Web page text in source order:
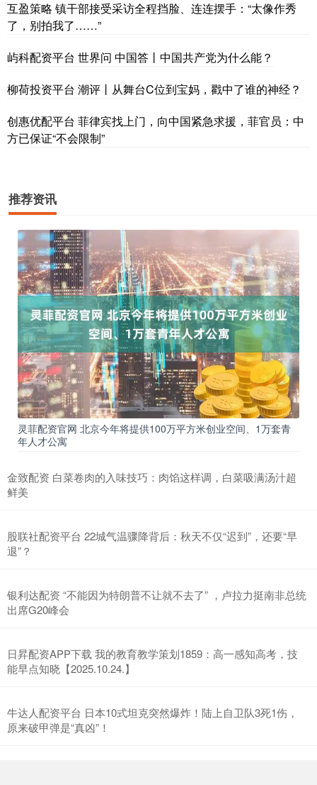
互盈策略 镇干部接受采访全程挡脸、连连摆手：“太像作秀
了，别拍我了……”
屿科配资平台 世界问 中国答丨中国共产党为什么能？
柳荷投资平台 潮评丨从舞台C位到宝妈，戳中了谁的神经？
创惠优配平台 菲律宾找上门，向中国紧急求援，菲官员：中
方已保证“不会限制”
推荐资讯
灵菲配资官网 北京今年将提供100万平方米创业空间、1万套青
年人才公寓
金致配资 白菜卷肉的入味技巧：肉馅这样调，白菜吸满汤汁超
鲜美
股联社配资平台 22城气温骤降背后：秋天不仅“迟到”，还要“早
退”？
银利达配资 “不能因为特朗普不让就不去了” ，卢拉力挺南非总统
出席G20峰会
日昇配资APP下载 我的教育教学策划1859：高一感知高考，技
能早点知晓【2025.10.24.】
牛达人配资平台 日本10式坦克突然爆炸！陆上自卫队3死1伤，
原来破甲弹是“真凶”！